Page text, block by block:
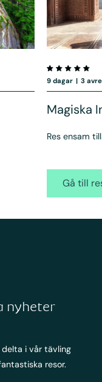
9 dagar | 3
Magiska
Res ensam
Gå till
nyheter
i vår tävling
resor.